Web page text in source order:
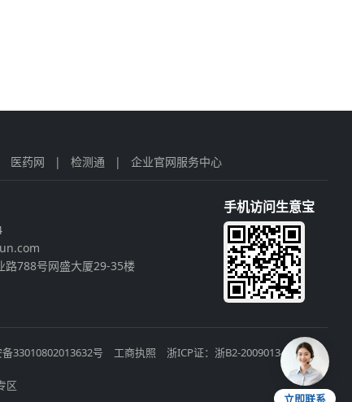
立即联系
医药网 | 检测通 | 企业官网服务中心
路788号网盛大厦29-35楼
手机访问生意宝
33010802013632号 工商执照 浙ICP证：浙B2-20090134
区